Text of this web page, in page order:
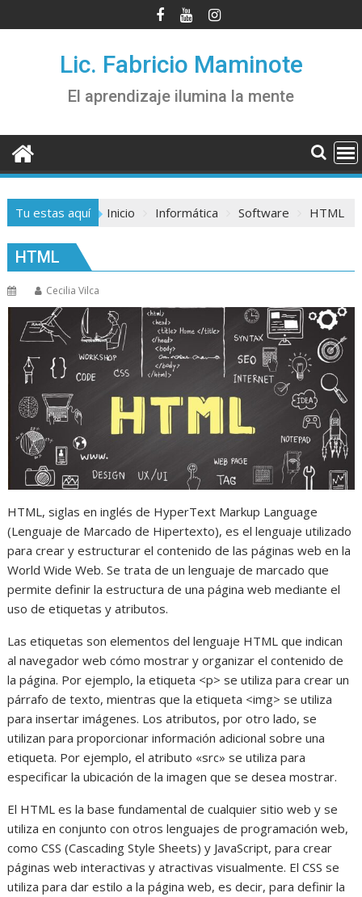
al
Lic. Fabricio Maminote
El aprendizaje ilumina la mente
Tu estas aquí Inicio Informática Software HTML
HTML
Cecilia Vilca
HTML, siglas en inglés de HyperText Markup Language
(Lenguaje de Marcado de Hipertexto), es el lenguaje utilizado
para crear y estructurar el contenido de las páginas web en la
World Wide Web. Se trata de un lenguaje de marcado que
permite definir la estructura de una página web mediante el
uso de etiquetas y atributos.
Las etiquetas son elementos del lenguaje HTML que indican
al navegador web cómo mostrar y organizar el contenido de
la página. Por ejemplo, la etiqueta <p> se utiliza para crear un
párrafo de texto, mientras que la etiqueta <img> se utiliza
para insertar imágenes. Los atributos, por otro lado, se
utilizan para proporcionar información adicional sobre una
etiqueta. Por ejemplo, el atributo «src» se utiliza para
especificar la ubicación de la imagen que se desea mostrar.
El HTML es la base fundamental de cualquier sitio web y se
utiliza en conjunto con otros lenguajes de programación web,
como CSS (Cascading Style Sheets) y JavaScript, para crear
páginas web interactivas y atractivas visualmente. El CSS se
utiliza para dar estilo a la página web, es decir, para definir la